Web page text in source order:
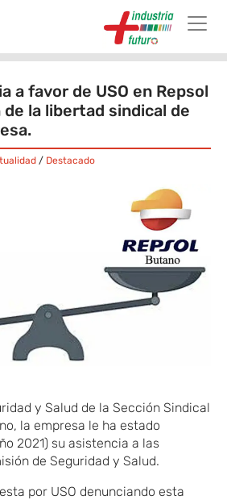
a favor de USO en Repsol
la libertad sindical de
/ Destacado
y Salud de la Sección Sindical
la empresa le ha estado
2021) su asistencia a las
de Seguridad y Salud.
por USO denunciando esta